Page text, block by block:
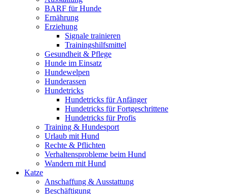
BARF für Hunde
Ernährung
Erziehung
Signale trainieren
Trainingshilfsmittel
Gesundheit & Pflege
Hunde im Einsatz
Hundewelpen
Hunderassen
Hundetricks
Hundetricks für Anfänger
Hundetricks für Fortgeschrittene
Hundetricks für Profis
Training & Hundesport
Urlaub mit Hund
Rechte & Pflichten
Verhaltensprobleme beim Hund
Wandern mit Hund
Katze
Anschaffung & Ausstattung
Beschäftigung